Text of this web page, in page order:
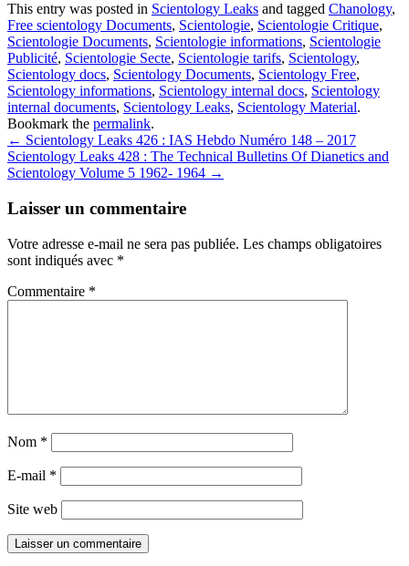
This entry was posted in Scientology Leaks and tagged Chanology,
Free scientology Documents, Scientologie, Scientologie Critique,
Scientologie Documents, Scientologie informations, Scientologie
Publicité, Scientologie Secte, Scientologie tarifs, Scientology,
Scientology docs, Scientology Documents, Scientology Free,
Scientology informations, Scientology internal docs, Scientology
internal documents, Scientology Leaks, Scientology Material.
Bookmark the permalink.
Post
navigation
← Scientology Leaks 426 : IAS Hebdo Numéro 148 – 2017
Scientology Leaks 428 : The Technical Bulletins Of Dianetics and
Scientology Volume 5 1962- 1964 →
Laisser un commentaire
Votre adresse e-mail ne sera pas publiée. Les champs obligatoires
sont indiqués avec *
Commentaire *
Nom *
E-mail *
Site web